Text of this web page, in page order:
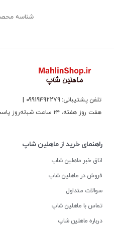
شناسه
تلفن پشتیبانی: 09919492279 |
هفت روز هفته، ۲۴ ساعت شبانه‌روز پاسخگوی شما هستیم.
راهنمای خرید از ماهلین شاپ
اتاق خبر ماهلین شاپ
فروش در ماهلین شاپ
سوالات متداول
تماس با ماهلین شاپ
درباره ماهلین شاپ